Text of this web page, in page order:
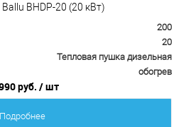
BHDP-20 (20 кВт)
200
20
Тепловая пушка дизельная
обогрев
руб. / шт
Подробнее